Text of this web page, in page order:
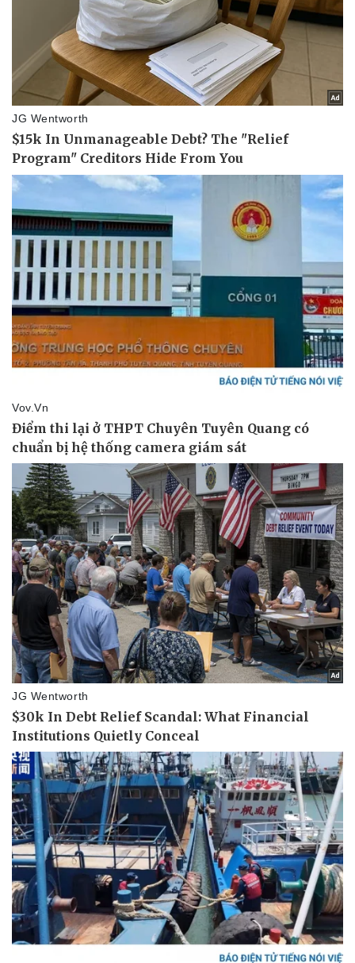
Thể thao
Bóng đá
Lịch thi đấu bóng đá
Thế giới thể thao
eSports
Hậu trường
Ô tô - Xe máy
Ô tô
Xe máy
Tư vấn